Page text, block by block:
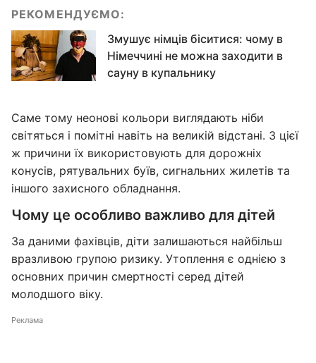
РЕКОМЕНДУЄМО:
Змушує німців біситися: чому в
Німеччині не можна заходити в
сауну в купальнику
Саме тому неонові кольори виглядають ніби
світяться і помітні навіть на великій відстані. З цієї
ж причини їх використовують для дорожніх
конусів, рятувальних буїв, сигнальних жилетів та
іншого захисного обладнання.
Чому це особливо важливо для дітей
За даними фахівців, діти залишаються найбільш
вразливою групою ризику. Утоплення є однією з
основних причин смертності серед дітей
молодшого віку.
Реклама